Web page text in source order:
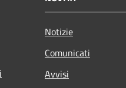
Notizie
Comunicati
Avvisi